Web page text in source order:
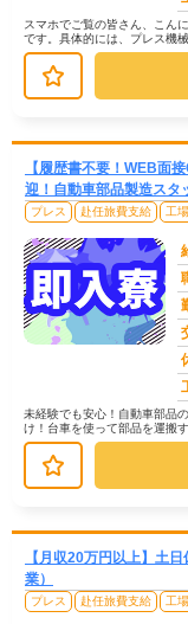
スマホでご覧の皆さん、こん
です。具体的には、プレス機
の部品取り付けなど、様々な
【履歴書不要！WEB面
迎！自動車部品製造スタ
プレス 赴任旅費支給 工
未経験でも安心！自動車部品
け！台車を使って部品を運搬
もあります。難しい作業はあ
【月収20万円以上】土
業）
プレス 赴任旅費支給 工